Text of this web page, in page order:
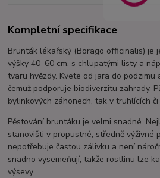
Kompletní specifikace
Brunták lékařský (Borago officinalis) je
výšky 40–60 cm, s chlupatými listy a
tvaru hvězdy. Kvete od jara do podzimu
čemuž podporuje biodiverzitu zahrady.
bylinkových záhonech, tak v truhlících
Pěstování bruntáku je velmi snadné.
stanovišti v propustné, středně výživné
nepotřebuje častou zálivku a není
snadno vysemeňují, takže rostlinu lze
výsevy.